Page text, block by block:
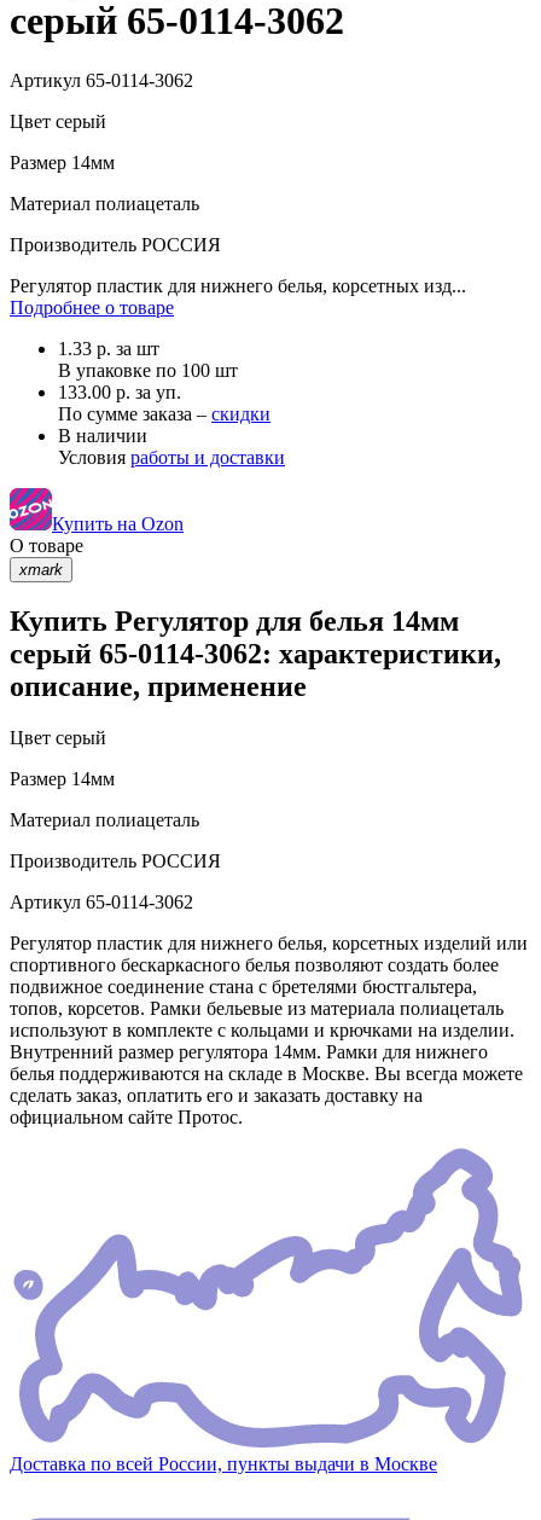
серый 65-0114-3062
Артикул 65-0114-3062
Цвет серый
Размер 14мм
Материал полиацеталь
Производитель РОССИЯ
Регулятор пластик для нижнего белья, корсетных изд...
Подробнее о товаре
1.33 р. за шт
В упаковке по 100 шт
133.00 р. за уп.
По сумме заказа – скидки
В наличии
Условия работы и доставки
Купить на Ozon
О товаре
xmark
Купить Регулятор для белья 14мм
серый 65-0114-3062: характеристики,
описание, применение
Цвет серый
Размер 14мм
Материал полиацеталь
Производитель РОССИЯ
Артикул 65-0114-3062
Регулятор пластик для нижнего белья, корсетных изделий или
спортивного бескаркасного белья позволяют создать более
подвижное соединение стана с бретелями бюстгальтера,
топов, корсетов. Рамки бельевые из материала полиацеталь
используют в комплекте с кольцами и крючками на изделии.
Внутренний размер регулятора 14мм. Рамки для нижнего
белья поддерживаются на складе в Москве. Вы всегда можете
сделать заказ, оплатить его и заказать доставку на
официальном сайте Протос.
Доставка по всей России, пункты выдачи в Москве